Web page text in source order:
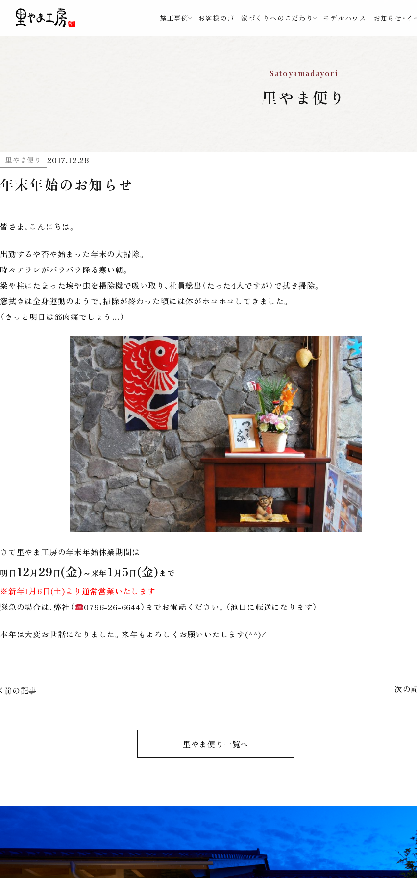
施工事例 お客様の声 家づくりへのこだわり モデルハウス お知らせ・イ
Satoyamadayori
里やま便り
里やま便り 2017.12.28
年末年始のお知らせ
皆さま、こんにちは。
出勤するや否や始まった年末の大掃除。
時々アラレがパラパラ降る寒い朝。
梁や柱にたまった埃や虫を掃除機で吸い取り、社員総出（たった4人ですが）で拭き掃除。
窓拭きは全身運動のようで、掃除が終わった頃には体がホコホコしてきました。
（きっと明日は筋肉痛でしょう…）
さて里やま工房の年末年始休業期間は
明日12月29 日(金) ～来年1月5 日(金) まで
※新年1月6日(土)より通常営業いたします
緊急の場合は、弊社（
0796-26-6644）までお電話ください。（池口に転送になります）
本年は大変お世話になりました。来年もよろしくお願いいたします(^^)/
前の記事 次の
里やま便り一覧へ